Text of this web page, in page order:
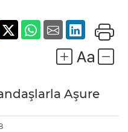
Aşure